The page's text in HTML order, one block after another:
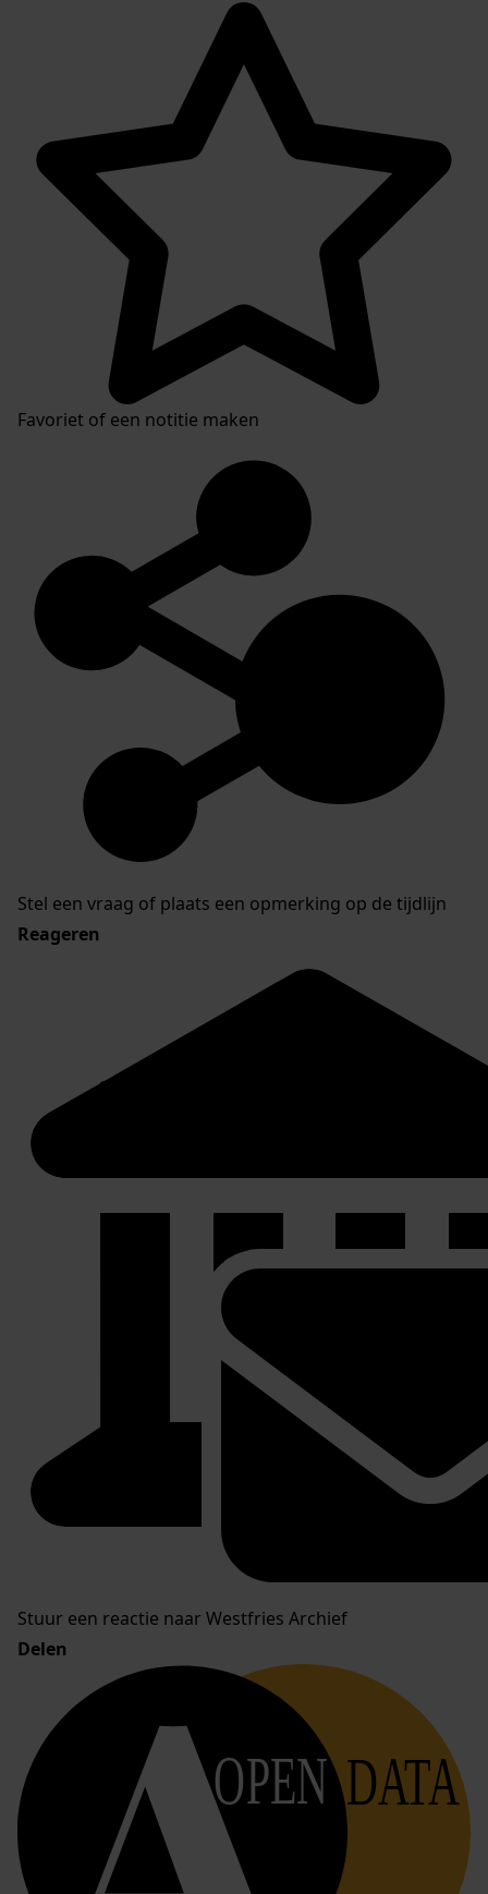
Favoriet of een notitie maken
Stel een vraag of plaats een opmerking op de tijdlijn
Reageren
Stuur een reactie naar Westfries Archief
Delen
OPEN DATA